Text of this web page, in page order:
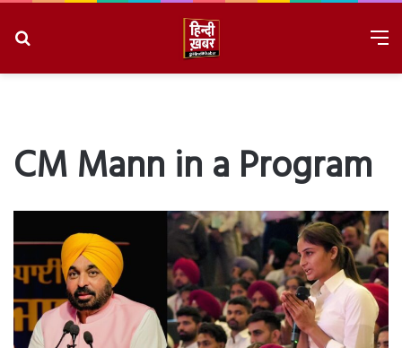
CM Mann in a Program